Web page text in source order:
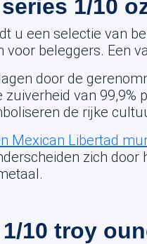
1/10
u een selectie van
voor beleggers. Een
door de
van 99,9%
de rijke
Mexican Libertad
zich
10 troy